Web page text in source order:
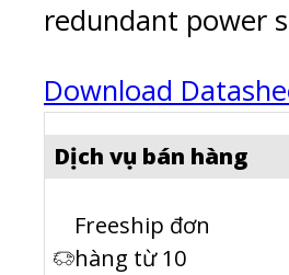
redundant power
Download
Dịch vụ bán hàng
Freeship đơn
hàng từ 10